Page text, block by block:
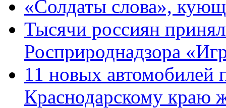
«Солдаты слова»,
Тысячи россиян
Росприроднадзора
11 новых автомобилей
Краснодарскому краю